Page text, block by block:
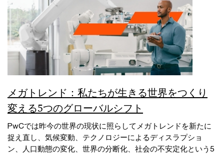
メガトレンド：私たちが生きる世界をつくり
変える5つのグローバルシフト
PwCでは昨今の世界の現状に照らしてメガトレンドを新たに
捉え直し、気候変動、テクノロジーによるディスラプショ
ン、人口動態の変化、世界の分断化、社会の不安定化という5